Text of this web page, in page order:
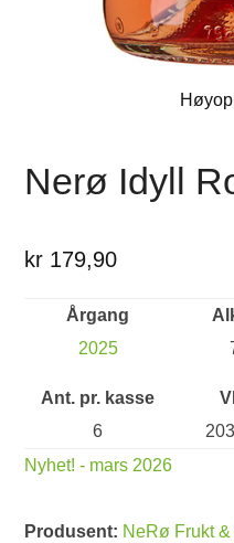
Nerø Idyll
kr 179,90
Årgang
2025
Ant. pr. kasse
6
Nyhet! - mars 2026
Produsent: NeRø Frukt